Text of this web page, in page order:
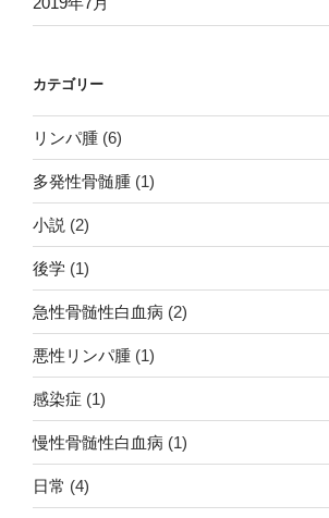
カテゴリー
リンパ腫 (6)
多発性骨髄腫 (1)
小説 (2)
後学 (1)
急性骨髄性白血病 (2)
悪性リンパ腫 (1)
感染症 (1)
慢性骨髄性白血病 (1)
日常 (4)